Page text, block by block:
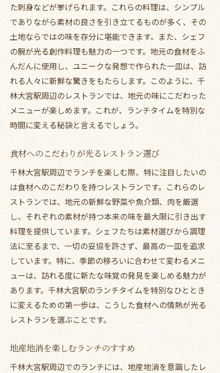
た刺身などが挙げられます。これらの料理は、シンプル
でありながら素材の良さを引き立てるものが多く、その
土地ならではの味を存分に堪能できます。また、シェフ
の腕が光る創作料理も魅力の一つです。地元の食材をふ
んだんに使用し、ユニークな発想で作られた一皿は、訪
れる人々に新鮮な驚きをもたらします。このように、千
林大宮駅周辺のレストランでは、地元の味にこだわった
メニューが楽しめます。これが、ランチタイムを特別な
時間に変える秘訣と言えるでしょう。
食材へのこだわりが光るレストラン選び
千林大宮駅周辺でランチを楽しむ際、特に注目したいの
は食材へのこだわりを持つレストランです。これらのレ
ストランでは、地元の新鮮な野菜や魚介類、肉を厳選
し、それぞれの素材が持つ本来の味を最大限に引き出す
料理を提供しています。シェフたちは素材選びから調理
法に至るまで、一切の妥協を許さず、最高の一皿を追求
しています。特に、季節の移ろいに合わせて変わるメニ
ューは、訪れる度に新たな味覚の発見を楽しめる魅力が
あります。千林大宮駅のランチタイムを特別なひととき
に変えるための第一歩は、こうした食材への情熱が光る
レストランを選ぶことです。
地産地消を楽しむランチのすすめ
千林大宮駅周辺でのランチには、地産地消を意識したレ